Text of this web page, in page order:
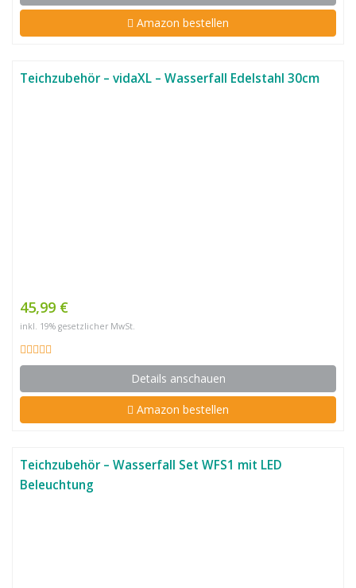
Amazon bestellen
Teichzubehör – vidaXL – Wasserfall Edelstahl 30cm
45,99 €
inkl. 19% gesetzlicher MwSt.
Details anschauen
Amazon bestellen
Teichzubehör – Wasserfall Set WFS1 mit LED
Beleuchtung